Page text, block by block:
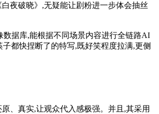
夜破晓》,无疑能让剧粉进一步体会抽丝
据库,能根据不同场景内容进行全链路AI
都快捏断了的特写,既好笑程度拉满,更侧
、真实,让观众代入感极强。并且,其采用